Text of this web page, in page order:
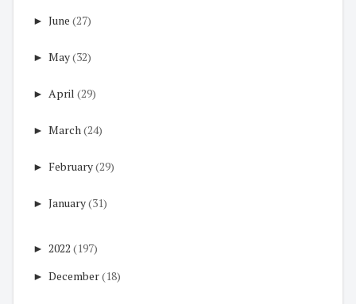
► June (27)
► May(32)
► April (29)
► March(24)
► February(29)
► January(31)
► 2022 (197)
► December(18)